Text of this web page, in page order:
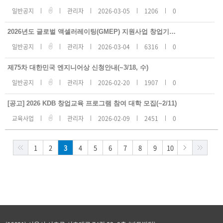
일반공지 관리자 2026-03-05 1206 0
2026년도 글로벌 액셀러레이팅(GMEP) 지원사업 창업기업 모집공고
일반공지 관리자 2026-03-04 6316 0
제75차 대한민국 엔지니어상 신청안내(~3/18, 수)
일반공지 관리자 2026-02-20 1907 0
[공고] 2026 KDB 창업교육 프로그램 참여 대학 모집(~2/11)
교육사업 관리자 2026-02-09 2451 0
1 2 3 4 5 6 7 8 9 10